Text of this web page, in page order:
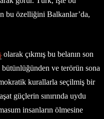
bu özelliğini Balkanlar’da,
olarak çıkmış bu belanın son
bütünlüğünden ve terörün sona
kurallarla seçilmiş bir
güçlerin sınırında uydu
insanların ölmesine